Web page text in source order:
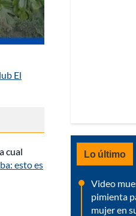
El
cual
esto es
Lo último
Video
pimienta
mujer en